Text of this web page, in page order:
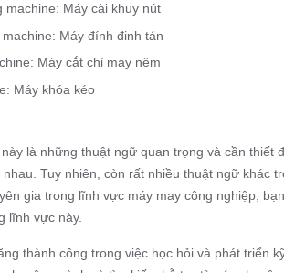
machine: Máy cài khuy nút
Máy đính đinh tán
Máy cắt chỉ may nệm
Máy khóa kéo
là những thuật ngữ quan trọng và cần thiết
nhau. Tuy nhiên, còn rất nhiều thuật ngữ khác
gia trong lĩnh vực máy may công nghiệp,
lĩnh vực này.
thành công trong việc học hỏi và phát triển